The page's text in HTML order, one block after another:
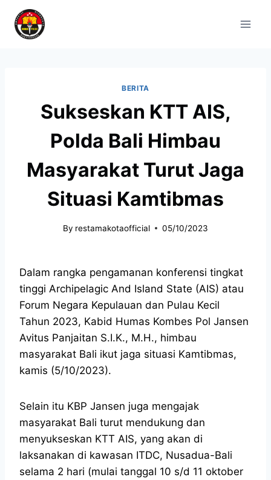
BERITA
Sukseskan KTT AIS,
Polda Bali Himbau
Masyarakat Turut Jaga
Situasi Kamtibmas
By restamakotaofficial 05/10/2023
Dalam rangka pengamanan konferensi tingkat
tinggi Archipelagic And Island State (AIS) atau
Forum Negara Kepulauan dan Pulau Kecil
Tahun 2023, Kabid Humas Kombes Pol Jansen
Avitus Panjaitan S.I.K., M.H., himbau
masyarakat Bali ikut jaga situasi Kamtibmas,
kamis (5/10/2023).
Selain itu KBP Jansen juga mengajak
masyarakat Bali turut mendukung dan
menyukseskan KTT AIS, yang akan di
laksanakan di kawasan ITDC, Nusadua-Bali
selama 2 hari (mulai tanggal 10 s/d 11 oktober